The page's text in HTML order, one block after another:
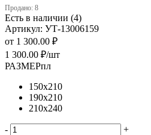
Продано: 8
Есть в наличии (4)
Артикул: УТ-13006159
от 1 300.00 ₽
1 300.00 ₽/шт
РАЗМЕРпл
150х210
190х210
210х240
- +